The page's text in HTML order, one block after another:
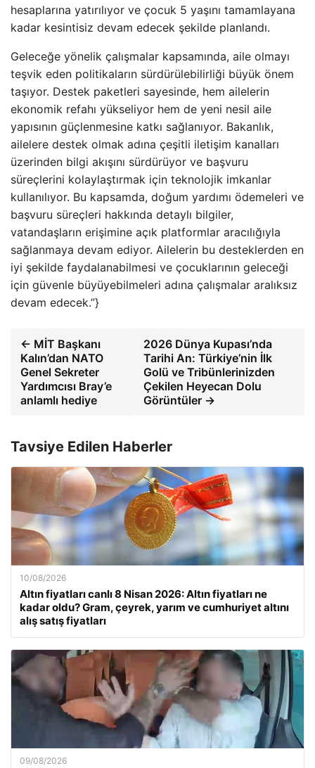
hesaplarına yatırılıyor ve çocuk 5 yaşını tamamlayana
kadar kesintisiz devam edecek şekilde planlandı.
Geleceğe yönelik çalışmalar kapsamında, aile olmayı
teşvik eden politikaların sürdürülebilirliği büyük önem
taşıyor. Destek paketleri sayesinde, hem ailelerin
ekonomik refahı yükseliyor hem de yeni nesil aile
yapısının güçlenmesine katkı sağlanıyor. Bakanlık,
ailelere destek olmak adına çeşitli iletişim kanalları
üzerinden bilgi akışını sürdürüyor ve başvuru
süreçlerini kolaylaştırmak için teknolojik imkanlar
kullanılıyor. Bu kapsamda, doğum yardımı ödemeleri ve
başvuru süreçleri hakkında detaylı bilgiler,
vatandaşların erişimine açık platformlar aracılığıyla
sağlanmaya devam ediyor. Ailelerin bu desteklerden en
iyi şekilde faydalanabilmesi ve çocuklarının geleceği
için güvenle büyüyebilmeleri adına çalışmalar aralıksız
devam edecek.”}
← MİT Başkanı
Kalın’dan NATO
Genel Sekreter
Yardımcısı Bray’e
anlamlı hediye
2026 Dünya Kupası’nda
Tarihi An: Türkiye’nin İlk
Golü ve Tribünlerinizden
Çekilen Heyecan Dolu
Görüntüler →
Tavsiye Edilen Haberler
10/08/2026
Altın fiyatları canlı 8 Nisan 2026: Altın fiyatları ne
kadar oldu? Gram, çeyrek, yarım ve cumhuriyet altını
alış satış fiyatları
09/08/2026